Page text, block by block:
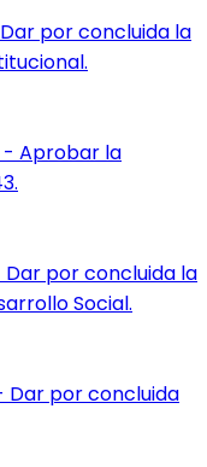
Dar por concluida la
- Aprobar la
Dar por concluida la
Social.
Dar por concluida